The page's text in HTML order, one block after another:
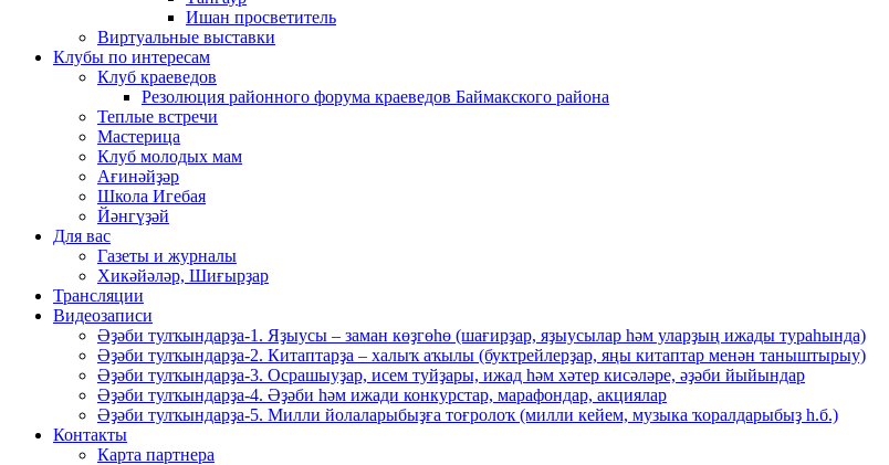
Ишан просветитель
Виртуальные выставки
Клубы по интересам
Клуб краеведов
Резолюция районного форума краеведов Баймакского района
Теплые встречи
Мастерица
Клуб молодых мам
Ағинәйҙәр
Школа Игебая
Йәнгүҙәй
Для вас
Газеты и журналы
Хикәйәләр, Шиғырҙар
Трансляции
Видеозаписи
Әҙәби тулҡындарҙа-1. Яҙыусы – заман көҙгөһө (шағирҙар, яҙыусылар һәм уларҙың ижады тураһында)
Әҙәби тулҡындарҙа-2. Китаптарҙа – халыҡ аҡылы (буктрейлерҙар, яңы китаптар менән таныштырыу)
Әҙәби тулҡындарҙа-3. Осрашыуҙар, исем туйҙары, ижад һәм хәтер кисәләре, әҙәби йыйындар
Әҙәби тулҡындарҙа-4. Әҙәби һәм ижади конкурстар, марафондар, акциялар
Әҙәби тулҡындарҙа-5. Милли йолаларыбыҙға тоғролоҡ (милли кейем, музыка ҡоралдарыбыҙ һ.б.)
Контакты
Карта партнера